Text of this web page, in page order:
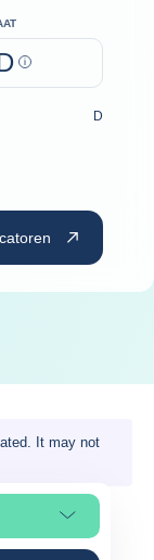
Help
D
It may not